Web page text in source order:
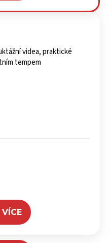
videa, praktické
tempem